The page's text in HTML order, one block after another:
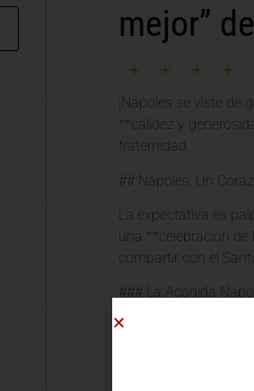
mejor”
¡Nápoles se viste de
**calidez y
fraternidad.
## Nápoles: Un
La expectativa es
una **celebración
compartir con el
### La Acogida
El artículo destaca
superficial, sino de
sea recibido con